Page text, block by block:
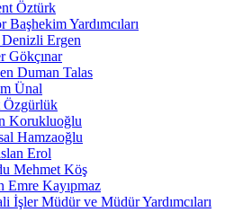
Öztürk
Başhekim Yardımcıları
Ergen
Gökçınar
Duman Talas
Ünal
Özgürlük
Korukluoğlu
Hamzaoğlu
Erol
Mehmet Köş
Emre Kayıpmaz
İşler Müdür ve Müdür Yardımcıları